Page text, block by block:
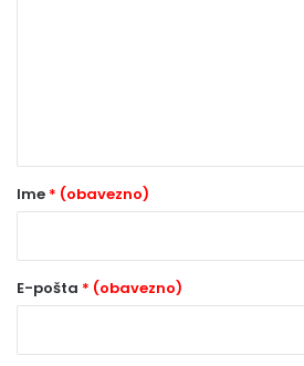
r
o
a
Ime * (obavezno)
E-pošta * (obavezno)